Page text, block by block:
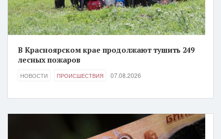
В Красноярском крае продолжают тушить 249
лесных пожаров
НОВОСТИ ПРОИСШЕСТВИЯ 07.08.2026